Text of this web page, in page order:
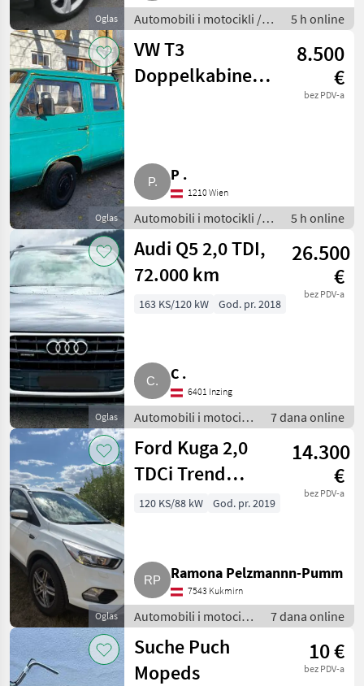
Oglas
Automobili i motocikli /
Terenci-Offroaderi
5 h online
Oglas
VW T3
Doppelkabine
8.500
€
bez PDV-a
P .
1210 Wien
Automobili i motocikli /
Ostali automobili/ motori
5 h online
Oglas
Audi Q5 2,0 TDI,
72.000 km
26.500
€
bez PDV-a
163 KS/120 kW God. pr. 2018
C .
6401 Inzing
Automobili i motocikli
/ Terenci-Offroaderi
7 dana online
Oglas
Ford Kuga 2,0
TDCi Trend
SUV/Geländewagen
14.300
€
bez PDV-a
120 KS/88 kW God. pr. 2019
Ramona Pelzmannn-Pumm
7543 Kukmirn
Automobili i motocikli
/ Terenci-Offroaderi
7 dana online
Suche Puch
Mopeds
10 €
bez PDV-a